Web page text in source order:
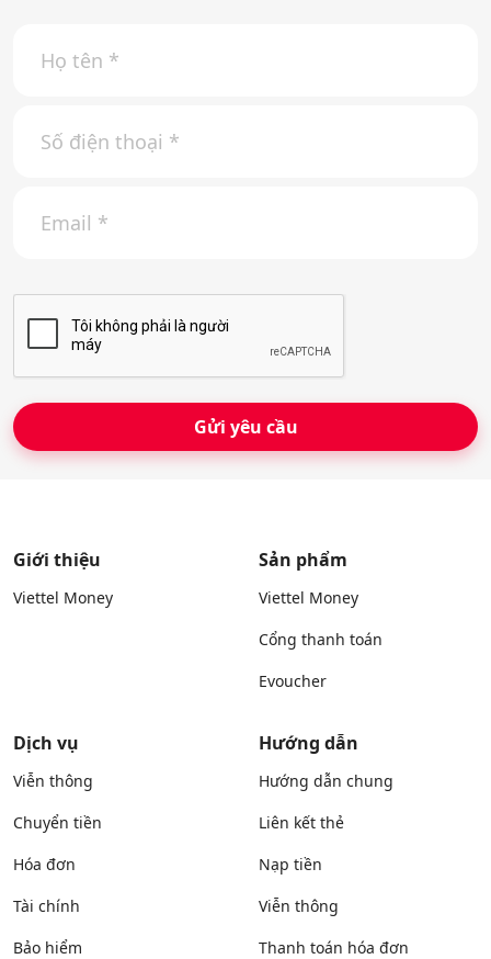
ạ*
Giới thiệu
Viettel Money
Sản phẩm
Viettel Money
Cổng thanh toán
Evoucher
Dịch vụ
Viễn thông
Chuyển tiền
Hóa đơn
Tài chính
Bảo hiểm
Hướng dẫn
Hướng dẫn chung
Liên kết thẻ
Nạp tiền
Viễn thông
Thanh toán hóa đơn